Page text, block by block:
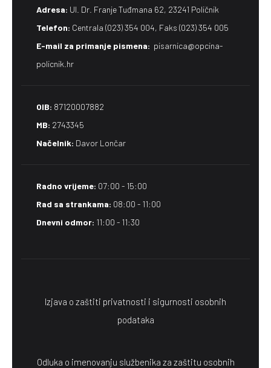
Adresa: Ul. Dr. Franje Tuđmana 62, 23241 Poličnik
Telefon: Centrala (023) 354 004, Faks (023) 354 005
E-mail za primanje pismena​: pisarnica@opcina-
policnik.hr
OIB: 87120007882
MB: 2743345
Načelnik: Davor Lončar
Radno vrijeme: 07:00 - 15:00
Rad sa strankama: 08:00 - 11:00
Dnevni odmor: 11:00 - 11:30
Izjava o zaštiti privatnosti i sigurnosti osobnih
podataka
Odluka o imenovanju službenika za zaštitu osobnih